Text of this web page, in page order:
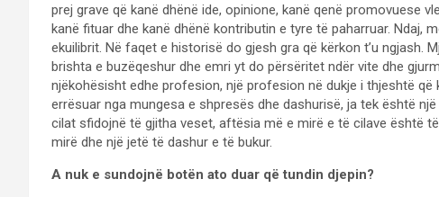
prej grave që kanë dhënë ide, opinione, kanë qenë promovuese
kanë fituar dhe kanë dhënë kontributin e tyre të paharruar. Ndaj,
ekuilibrit. Në faqet e historisë do gjesh gra që kërkon t’u ngjash.
brishta e buzëqeshur dhe emri yt do përsëritet ndër vite dhe
njëkohësisht edhe profesion, një profesion në dukje i thjeshtë
errësuar nga mungesa e shpresës dhe dashurisë, ja tek është
cilat sfidojnë të gjitha veset, aftësia më e mirë e të cilave është
mirë dhe një jetë të dashur e të bukur.
A nuk e sundojnë botën ato duar që tundin djepin?